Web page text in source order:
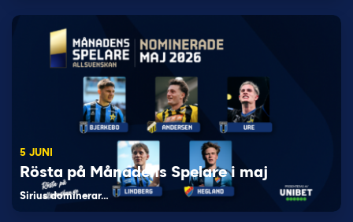
5 JUNI
Rösta på Månadens Spelare i maj
Sirius dominerar…